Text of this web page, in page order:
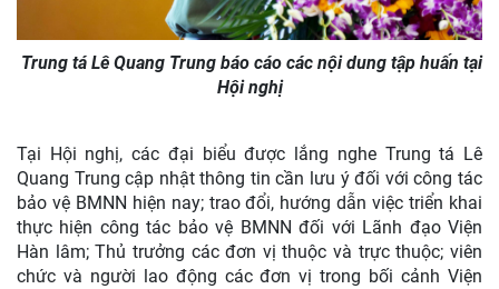
Trung tá Lê Quang Trung báo cáo các nội dung tập huấn tại
Hội nghị
Tại Hội nghị, các đại biểu được lắng nghe Trung tá Lê
Quang Trung cập nhật thông tin cần lưu ý đối với công tác
bảo vệ BMNN hiện nay; trao đổi, hướng dẫn việc triển khai
thực hiện công tác bảo vệ BMNN đối với Lãnh đạo Viện
Hàn lâm; Thủ trưởng các đơn vị thuộc và trực thuộc; viên
chức và người lao động các đơn vị trong bối cảnh Viện